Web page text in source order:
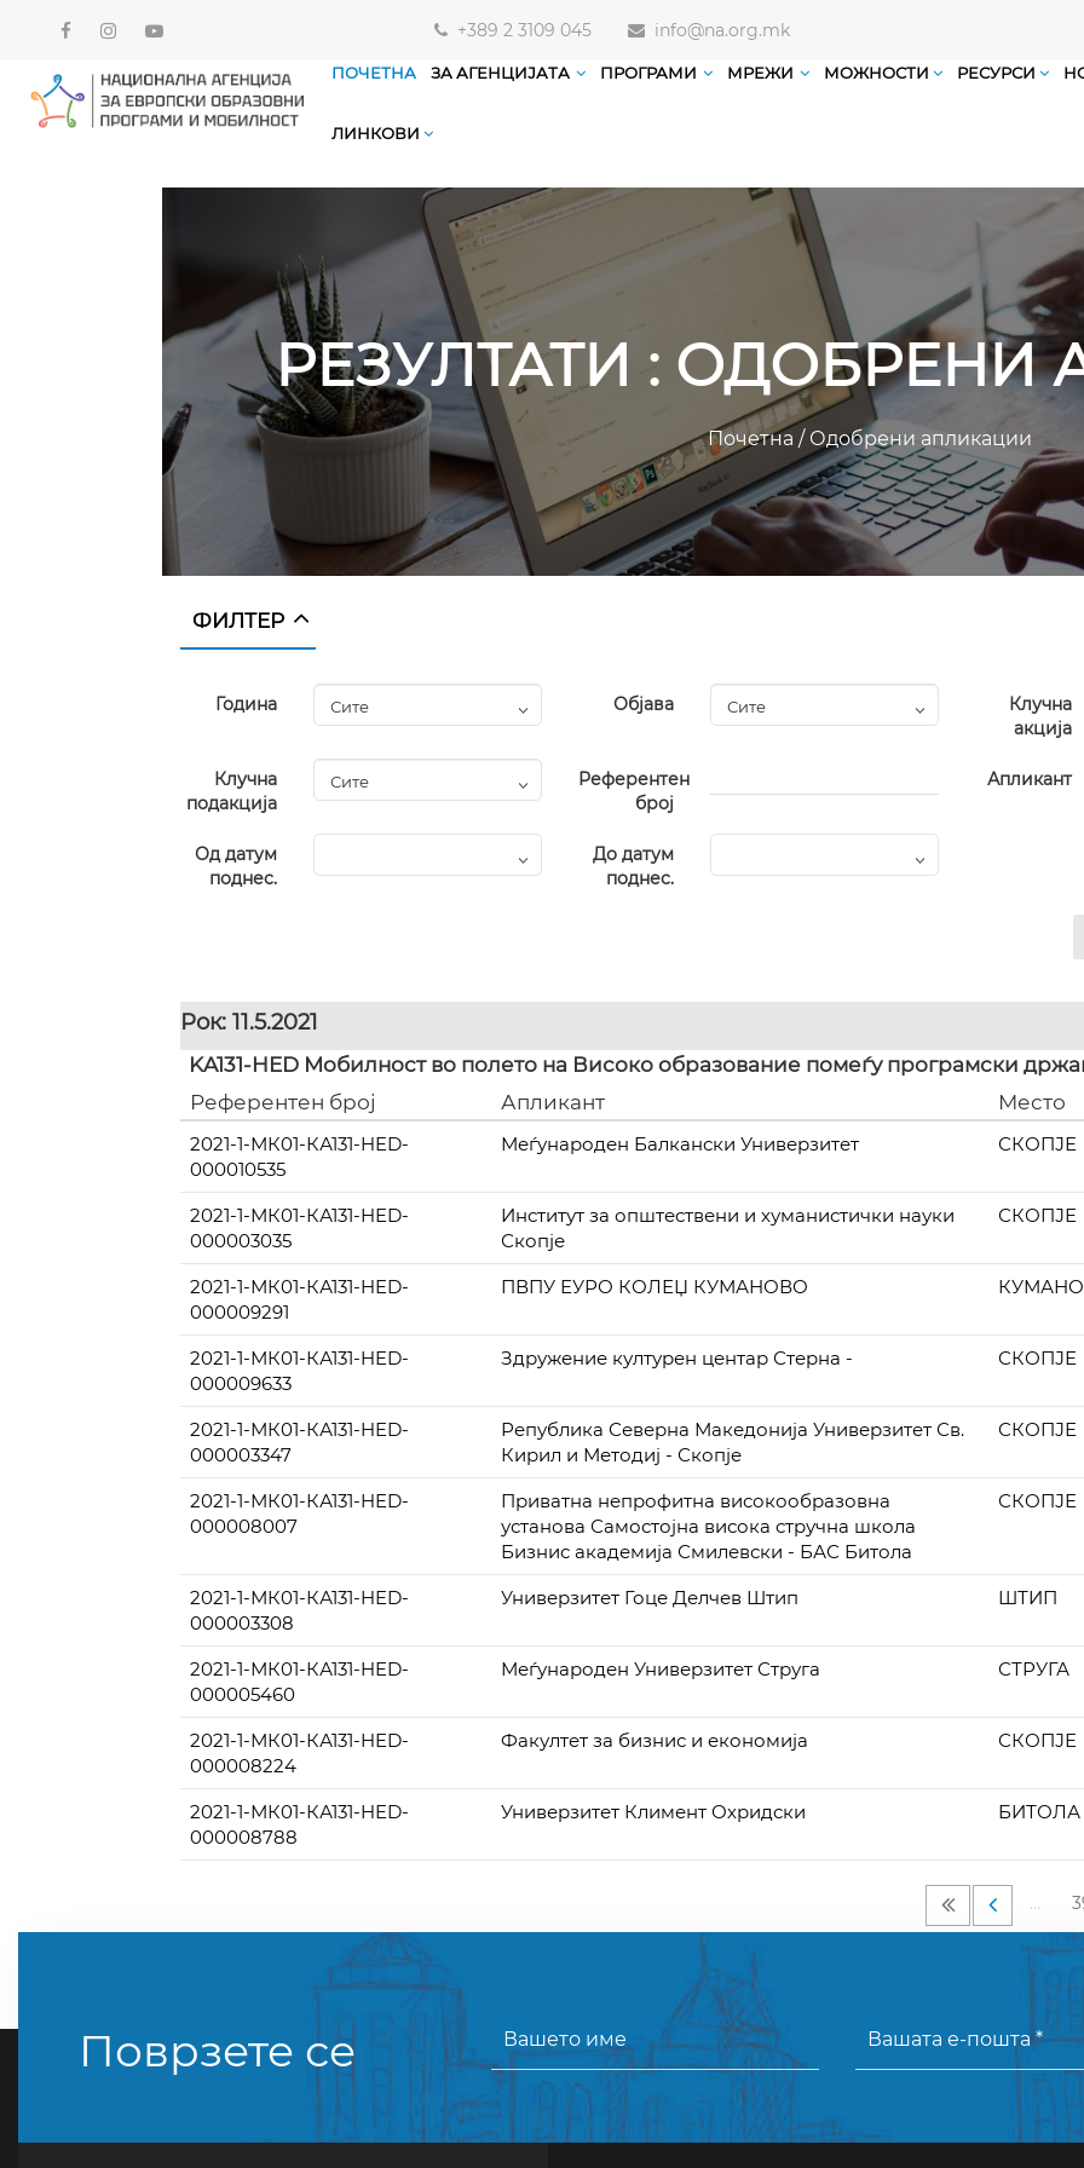
+389 2 3109 045 info@na.org.mk
ПОЧЕТНА ЗА АГЕНЦИЈАТА ПРОГРАМИ МРЕЖИ МОЖНОСТИ РЕСУРСИ
ЛИНКОВИ
РЕЗУЛТАТИ :
Почетна/Одобрени апликации
ФИЛТЕР
Година Објава
Клучна
акција
Клучна
подакција
Референтен
број
Апликант
Од датум
поднес.
До датум
поднес.
Рок: 11.5.2021
KA131-HED Мобилност во полето на Високо образование помеѓу програмски
Референтен број
Апликант Место
2021-1-МК01-КА131-HED-
000010535
Меѓународен Балкански Универзитет СКОПЈЕ
2021-1-МК01-КА131-HED-
000003035
Институт за општествени и хуманистички науки
Скопје
СКОПЈЕ
2021-1-МК01-КА131-HED-
000009291
ПВПУ ЕУРО КОЛЕЏ КУМАНОВО
2021-1-МК01-КА131-HED-
000009633
Здружение културен центар Стерна - СКОПЈЕ
2021-1-МК01-КА131-HED-
000003347
Република Северна Македонија Универзитет Св.
Кирил и Методиј - Скопје
СКОПЈЕ
2021-1-МК01-КА131-HED-
000008007
Приватна непрофитна високообразовна
установа Самостојна висока стручна школа
Бизнис академија Смилевски - БАС Битола
СКОПЈЕ
2021-1-МК01-КА131-HED-
000003308
Универзитет Гоце Делчев Штип ШТИП
2021-1-МК01-КА131-HED-
000005460
Меѓународен Универзитет Струга СТРУГА
2021-1-МК01-КА131-HED-
000008224
Факултет за бизнис и економија СКОПЈЕ
2021-1-МК01-КА131-HED-
000008788
Универзитет Климент Охридски БИТОЛА
…
Поврзете се